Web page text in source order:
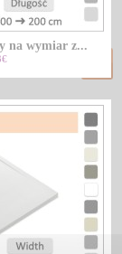
na wymiar z...